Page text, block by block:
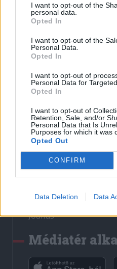
I want to opt-out of the
personal data.
Opted In
I want to opt-out of the
Personal Data.
Opted In
I want to opt-out of
Personal Data for
Opted In
I want to opt-out of
Retention, Sale, and/or
Personal Data that Is
Purposes for which it was
Opted Out
CONFIRM
Data Deletion Data
Sütibeállítások
Médiatér
Liget
Krónika
Bihari Napló
Erdélyi Napló
Főtér
Rádió GaGa
Jóállás
Médiatér